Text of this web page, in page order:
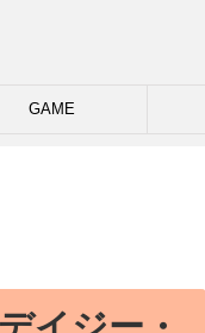
GAME